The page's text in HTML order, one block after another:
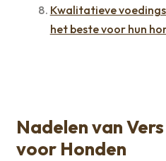
Kwalitatieve
het beste voor hun
Nadelen van
voor Honden